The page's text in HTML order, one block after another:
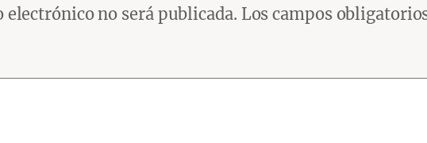
electrónico no será publicada. Los campos